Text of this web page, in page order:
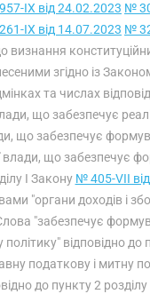
IX від 24.02.2023 №
IX від 14.07.2023 №
визнання
згідно із
та числах
що забезпечує
що забезпечує
що забезпечує
I Закону № 405-VII
"органи доходів і
"забезпечує
відповідно до
податкову і митну
до пункту 2